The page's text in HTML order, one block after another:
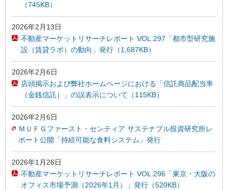
（745KB）
2026年2月13日
不動産マーケットリサーチレポート VOL.297「都市型研究施
設（賃貸ラボ）の動向」発行（1,687KB）
2026年2月6日
店頭掲示および弊社ホームページにおける「信託商品配当率
（金銭信託）」の誤表示について（115KB）
2026年2月6日
ＭＵＦＧファースト・センティア サステナブル投資研究所レ
ポート公開「持続可能な食料システム」発行
2026年1月26日
不動産マーケットリサーチレポート VOL.296「東京・大阪の
オフィス市場予測（2026年1月）」発行（520KB）